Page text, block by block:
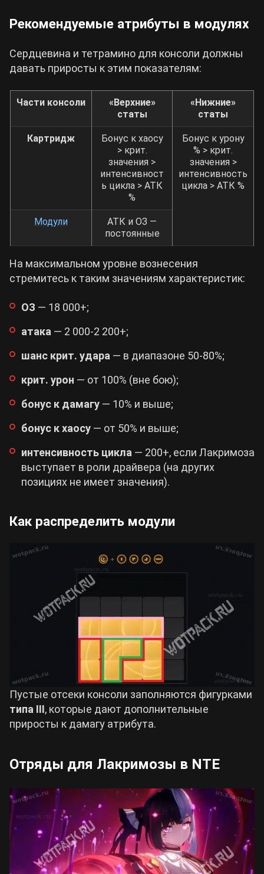
Рекомендуемые атрибуты в модулях
Сердцевина и тетрамино для консоли должны
давать приросты к этим показателям:
Части консоли
«Верхние»
статы
«Нижние»
статы
Картридж
Бонус к хаосу
> крит.
значения >
интенсивност
ь цикла > АТК
%
Бонус к урону
% > крит.
значения >
интенсивность
цикла > АТК %
Модули
АТК и ОЗ —
постоянные
На максимальном уровне вознесения
стремитесь к таким значениям характеристик:
ОЗ — 18 000+;
атака — 2 000-2 200+;
шанс крит. удара — в диапазоне 50-80%;
крит. урон — от 100% (вне бою);
бонус к дамагу — 10% и выше;
бонус к хаосу — от 50% и выше;
интенсивность цикла — 200+, если Лакримоза
выступает в роли драйвера (на других
позициях не имеет значения).
Как распределить модули
Пустые отсеки консоли заполняются фигурками
типа III, которые дают дополнительные
приросты к дамагу атрибута.
Отряды для Лакримозы в NTE